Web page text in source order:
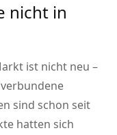
nicht in
ist nicht neu –
sind schon seit
hatten sich